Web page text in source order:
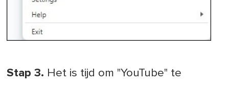
Stap 3. Het is tijd om "YouTube" te